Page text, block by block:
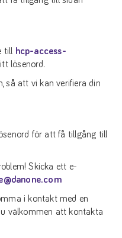
till
hcp-access-
lösenord.
så att vi kan verifiera din
för att få tillgång till
Skicka ett e-
i kontakt med en
välkommen att kontakta